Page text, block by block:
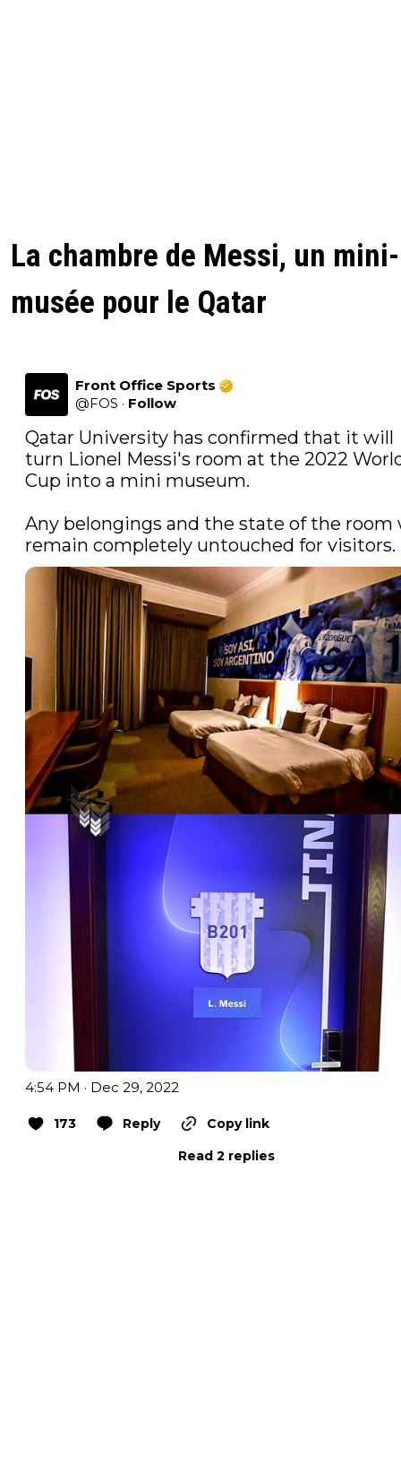
La chambre de Messi, un mini-
musée pour le Qatar
Front Office Sports
@FOS · Follow
Qatar University has confirmed that it will
turn Lionel Messi's room at the 2022
Cup into a mini museum.
Any belongings and the state of the room
remain completely untouched for visitors.
4:54 PM · Dec 29, 2022
173 Reply
Copy link
Read 2 replies